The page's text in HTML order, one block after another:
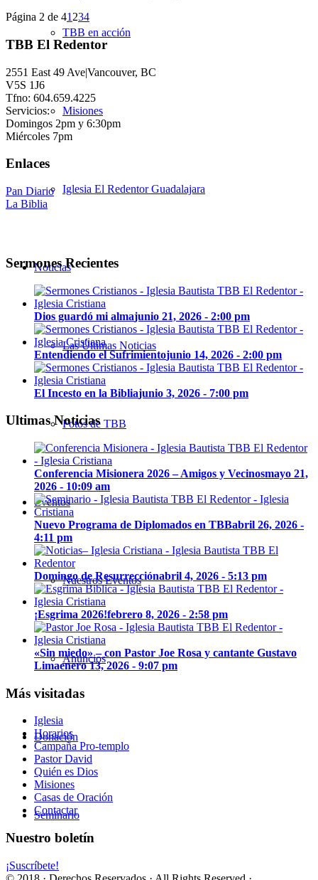
TBB en acción
Misiones
Iglesia El Redentor Guadalajara
Noticias
Las Últimas Noticias
Fotos de TBB
Eventos
Nuestros Eventos
Anuncios
Donación
Seminario
Página 2 de 41 234
TBB El Redentor
2551 East 49 Ave|Vancouver, BC
V5S 1J6
Tfno: 604.659.4225
Servicios:
Domingos 2pm y 6:30pm
Miércoles 7pm
Enlaces
Pan Diario
La Biblia
Sermones Recientes
Dios guardó mi almajunio 21, 2026 - 2:00 pm
Entendiendo el Sufrimientojunio 14, 2026 - 2:00 pm
El Incesto en la Bibliajunio 3, 2026 - 7:00 pm
Ultimas Noticias
Conferencia Misionera 2026 – Amigos y Vecinosmayo 21,
2026 - 10:09 am
Nuevo Programa de Diplomados en TBBabril 26, 2026 -
4:11 pm
Domingo de Resurrecciónabril 4, 2026 - 5:13 pm
¡Esgrima 2026!febrero 8, 2026 - 2:58 pm
«Sin miedo» – con Pastor Joe Rosa y cantante Gustavo
Limaenero 13, 2026 - 9:07 pm
Más visitadas
Iglesia
Horarios
Campaña Pro-templo
Pastor David
Quién es Dios
Misiones
Casas de Oración
Contactar
Nuestro boletín
¡Suscríbete!